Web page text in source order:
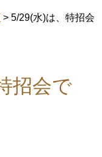
> 5/29(水)は、特招会
招会で